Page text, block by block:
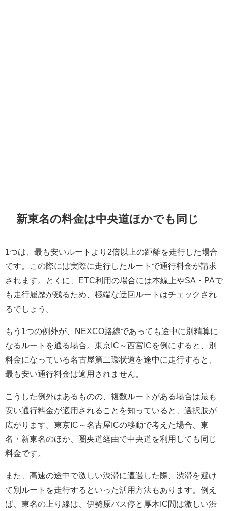
新東名の料金は中央道ほかでも同じ
1つは、最も安いルートより2倍以上の距離を走行した場合
です。この際には実際に走行したルートで通行料金が請求
されます。とくに、ETC利用の場合には本線上やSA・PAで
も走行履歴が残るため、極端な迂回ルートはチェックされ
るでしょう。
もう1つの例外が、NEXCO路線であっても途中に別精算に
なるルートを通る場合。東京IC～西宮ICを例にすると、別
料金になっている名古屋第二環状道を途中に走行すると、
最も安い通行料金は適用されません。
こうした例外はあるものの、複数ルートがある場合は最も
安い通行料金が適用されることを知っていると、選択肢が
広がります。東京IC～名古屋ICの移動で考えた場合、東
名・新東名のほか、圏央道経由で中央道を利用しても同じ
料金です。
また、高速の途中で激しい渋滞に遭遇した際、渋滞を避け
て別ルートを走行するといった活用方法もあります。例え
ば、東名の上り線は、伊勢原バス停と厚木IC間は激しい渋